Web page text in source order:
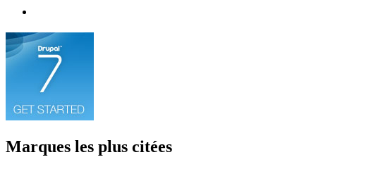
Marques les plus citées